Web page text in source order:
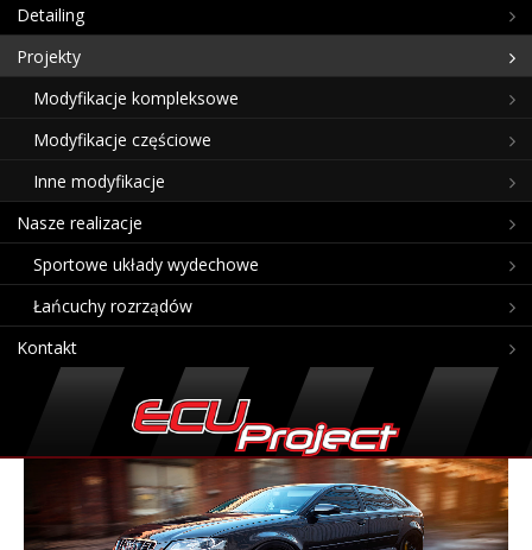
Detailing
Projekty
Modyfikacje kompleksowe
Modyfikacje częściowe
Inne modyfikacje
Nasze realizacje
Sportowe układy wydechowe
Łańcuchy rozrządów
Kontakt